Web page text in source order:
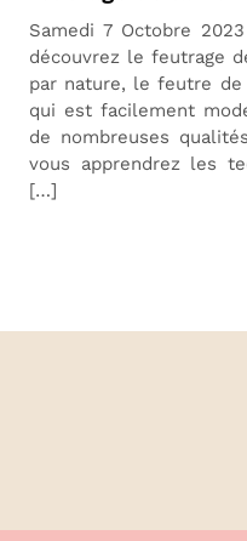
Samedi 7 Octobre
découvrez le feutrage
par nature, le feutre
qui est facilement
de nombreuses
vous apprendrez les
[…]